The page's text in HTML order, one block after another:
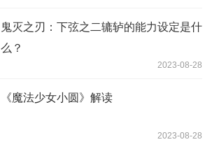
鬼灭之刃：下弦之二辘轳的能力设定是什
么？
2023-08-28
《魔法少女小圆》解读
2023-08-28